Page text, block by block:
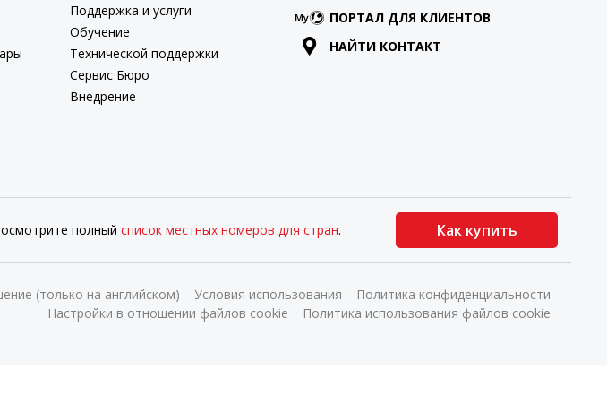
Поддержка и услуги
Обучение
Технической поддержки
Сервис Бюро
Внедрение
ПОРТАЛ ДЛЯ КЛИЕНТОВ
НАЙТИ КОНТАКТ
полныйсписок местных номеров для стран. Как купить
(только на английском) Условия использования
Политика конфиденциальности
Настройки в отношении файлов cookie
Политика использования файлов cookie